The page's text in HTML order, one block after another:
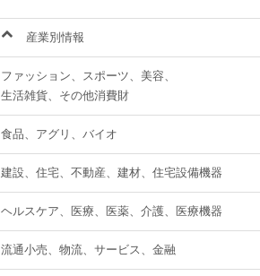
産業別情報
ファッション、スポーツ、美容、
生活雑貨、その他消費財
食品、アグリ、バイオ
建設、住宅、不動産、建材、住宅設備機器
ヘルスケア、医療、医薬、介護、医療機器
流通小売、物流、サービス、金融